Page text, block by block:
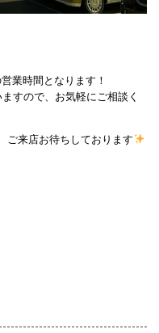
業時間となります！
すので、お気軽にご相談く
ご来店お待ちしております